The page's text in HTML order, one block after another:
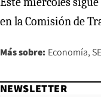
en la Comisión de
Más sobre: Economía
NEWSLETTER